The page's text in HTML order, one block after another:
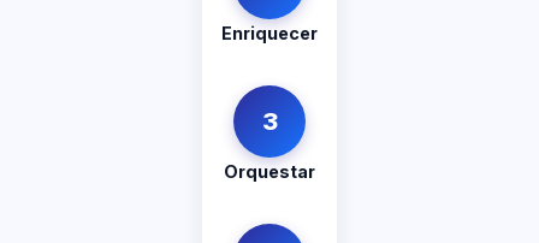
Enriquecer
3
Orquestar